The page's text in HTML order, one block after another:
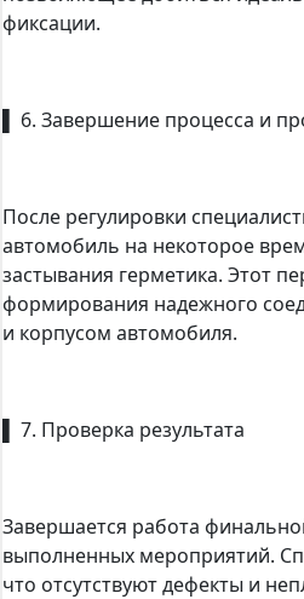
фиксации.
▌ 6. Завершение процесса и
После регулировки
автомобиль на некоторое
застывания герметика. Этот
формирования надежного
и корпусом автомобиля.
▌ 7. Проверка результата
Завершается работа
выполненных мероприятий.
что отсутствуют дефекты и